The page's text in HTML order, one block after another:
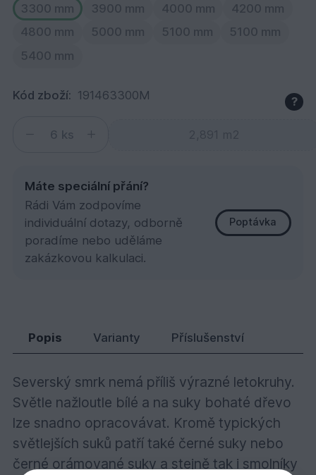
3300 mm
3900 mm 4000 mm
4200 mm
4800 mm
5000 mm 5100 mm
5100 mm
5400 mm
Kód zboží: 191463300M ?
ks
Máte speciální přání?
Rádi Vám zodpovíme
individuální dotazy, odborně
poradíme nebo uděláme
zakázkovou kalkulaci.
Poptávka
Popis Varianty Příslušenství
Severský smrk nemá příliš výrazné letokruhy.
Světle nažloutle bílé a na suky bohaté dřevo
lze snadno opracovávat. Kromě typických
světlejších suků patří také černé suky nebo
černé orámované suky a stejně tak i smolníky